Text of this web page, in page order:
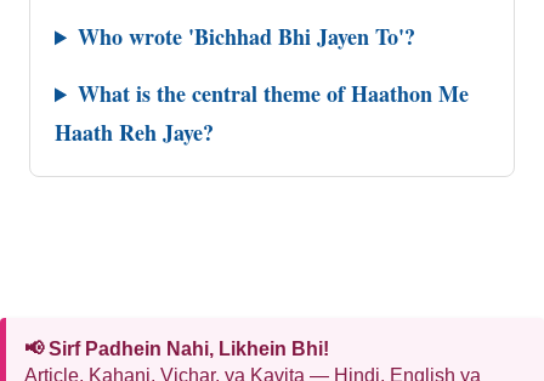
Who wrote 'Bichhad Bhi Jayen To'?
What is the central theme of Haathon Me
Haath Reh Jaye?
📢 Sirf Padhein Nahi, Likhein Bhi!
Article, Kahani, Vichar, ya Kavita — Hindi, English ya